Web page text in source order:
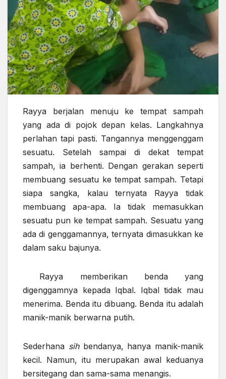
Rayya berjalan menuju ke tempat sampah
yang ada di pojok depan kelas. Langkahnya
perlahan tapi pasti. Tangannya menggenggam
sesuatu. Setelah sampai di dekat tempat
sampah, ia berhenti. Dengan gerakan seperti
membuang sesuatu ke tempat sampah. Tetapi
siapa sangka, kalau ternyata Rayya tidak
membuang apa-apa. Ia tidak memasukkan
sesuatu pun ke tempat sampah. Sesuatu yang
ada di genggamannya, ternyata dimasukkan ke
dalam saku bajunya.
Rayya memberikan benda yang
digenggamnya kepada Iqbal. Iqbal tidak mau
menerima. Benda itu dibuang. Benda itu adalah
manik-manik berwarna putih.
Sederhana sihbendanya, hanya manik-manik
kecil. Namun, itu merupakan awal keduanya
bersitegang dan sama-sama menangis.